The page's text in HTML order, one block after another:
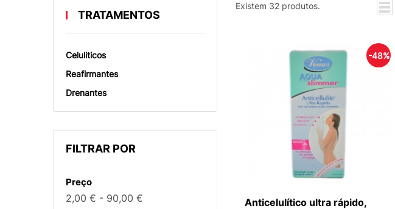
TRATAMENTOS
Celuliticos
Reafirmantes
Drenantes
FILTRAR POR
Preço
2,00 € - 90,00 €
Existem 32 produtos.
Anticelulítico ultra rápido,
-48%